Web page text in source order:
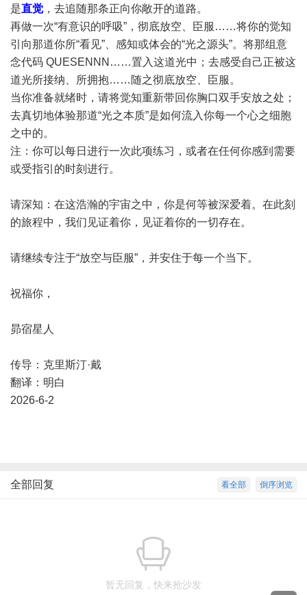
是直觉，去追随那条正向你敞开的道路。
再做一次“有意识的呼吸”，彻底放空、臣服……将你的觉知
引向那道你所“看见”、感知或体会的“光之源头”。将那组意
念代码 QUESENNN……置入这道光中；去感受自己正被这
道光所接纳、所拥抱……随之彻底放空、臣服。
当你准备就绪时，请将觉知重新带回你胸口双手安放之处；
去真切地体验那道“光之本质”是如何流入你每一个心之细胞
之中的。
注：你可以每日进行一次此项练习，或者在任何你感到需要
或受指引的时刻进行。
请深知：在这浩瀚的宇宙之中，你是何等被深爱着。在此刻
的旅程中，我们见证着你，见证着你的一切存在。
请继续专注于“放空与臣服”，并安住于每一个当下。
祝福你，
昴宿星人
传导：克里斯汀·戴
翻译：明白
2026-6-2
倒序浏览
看全部
全部回复
暂无回复，快来抢沙发